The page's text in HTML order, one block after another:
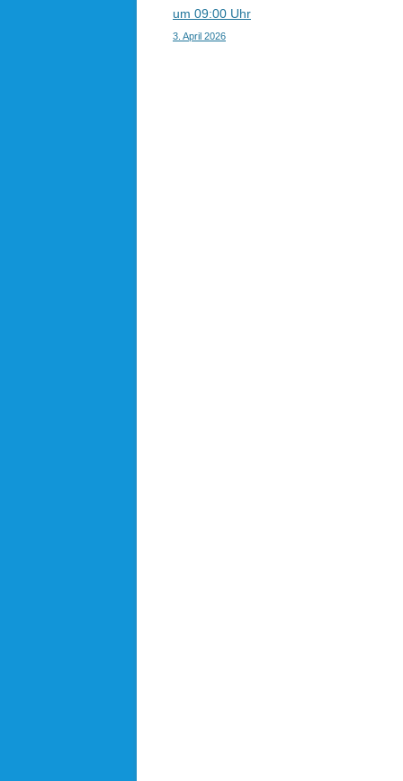
um 09:00 Uhr
3. April 2026